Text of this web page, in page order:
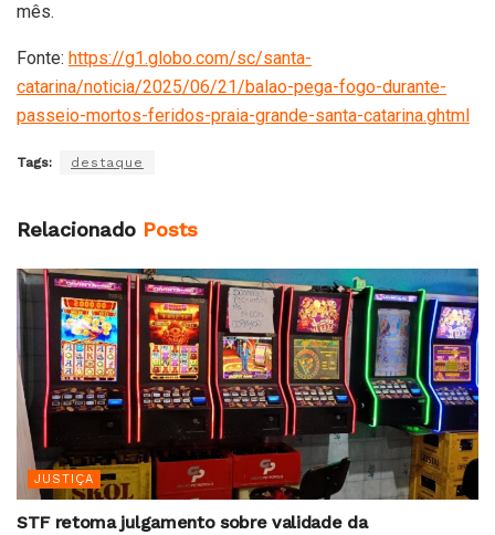
mês.
Fonte: https://g1.globo.com/sc/santa-
catarina/noticia/2025/06/21/balao-pega-fogo-durante-
passeio-mortos-feridos-praia-grande-santa-catarina.ghtml
Tags: destaque
Relacionado Posts
JUSTIÇA
STF retoma julgamento sobre validade da